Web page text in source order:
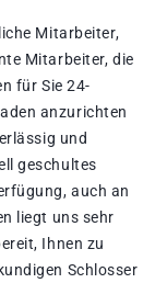
Mitarbeiter,
Mitarbeiter, die
für Sie 24-
anzurichten
und
geschultes
auch an
liegt uns sehr
Ihnen zu
Schlosser